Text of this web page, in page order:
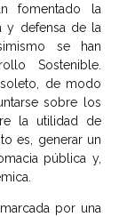
fomentado la
y defensa de la
se han
Sostenible.
de modo
sobre los
la utilidad de
es, generar un
pública y,
por una